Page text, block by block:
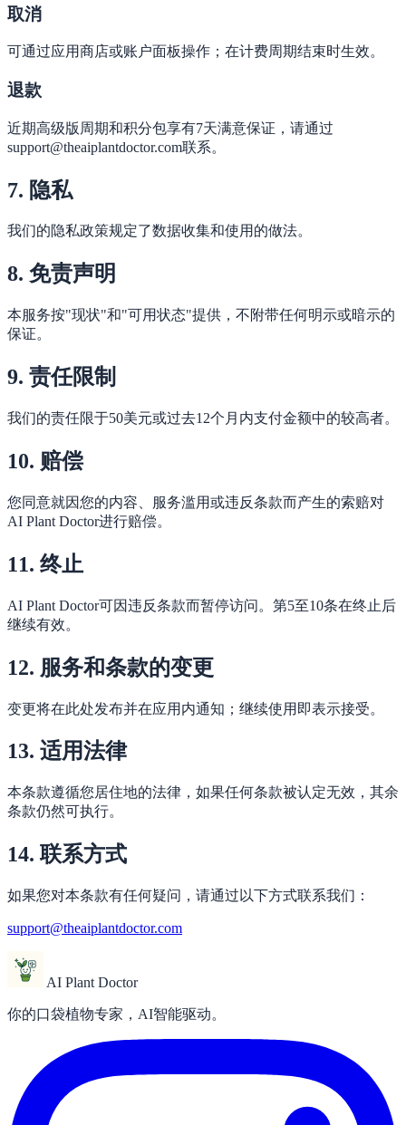
取消
可通过应用商店或账户面板操作；在计费周期结束时生效。
退款
近期高级版周期和积分包享有7天满意保证，请通过
support@theaiplantdoctor.com联系。
7. 隐私
我们的隐私政策规定了数据收集和使用的做法。
8. 免责声明
本服务按"现状"和"可用状态"提供，不附带任何明示或暗示的
保证。
9. 责任限制
我们的责任限于50美元或过去12个月内支付金额中的较高者。
10. 赔偿
您同意就因您的内容、服务滥用或违反条款而产生的索赔对
AI Plant Doctor进行赔偿。
11. 终止
AI Plant Doctor可因违反条款而暂停访问。第5至10条在终止后
继续有效。
12. 服务和条款的变更
变更将在此处发布并在应用内通知；继续使用即表示接受。
13. 适用法律
本条款遵循您居住地的法律，如果任何条款被认定无效，其余
条款仍然可执行。
14. 联系方式
如果您对本条款有任何疑问，请通过以下方式联系我们：
support@theaiplantdoctor.com
AI Plant Doctor
你的口袋植物专家，AI智能驱动。